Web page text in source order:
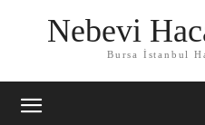
Nebevi
Bursa İstanbul